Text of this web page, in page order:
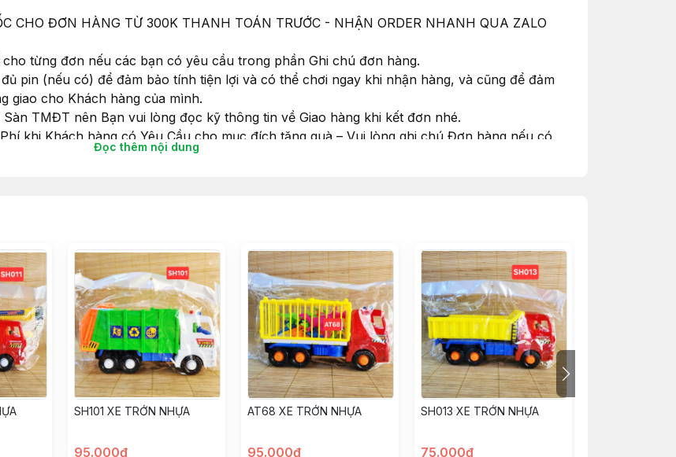
CHO ĐƠN HÀNG TỪ 300K THANH TOÁN TRƯỚC - NHẬN ORDER NHANH QUA ZALO
từng đơn nếu các bạn có yêu cầu trong phần Ghi chú đơn hàng.
pin (nếu có) để đảm bảo tính tiện lợi và có thể chơi ngay khi nhận hàng, và cũng để đảm
giao cho Khách hàng của mình.
TMĐT nên Bạn vui lòng đọc kỹ thông tin về Giao hàng khi kết đơn nhé.
khi Khách hàng có Yêu Cầu cho mục đích tặng quà – Vui lòng ghi chú Đơn hàng nếu có
Đọc thêm nội dung
SH101 XE TRỚN NHỰA
95.000đ
AT68 XE TRỚN NHỰA
95.000đ
SH013 XE TRỚN NHỰA
75.000đ